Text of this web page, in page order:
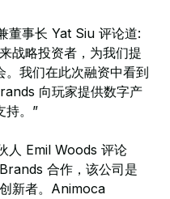
董事长 Yat Siu 评论道:
战略投资者，为我们提
。我们在此次融资中看到
向玩家提供数字产
持。”
人 Emil Woods 评论
合作，该公司是
新者。Animoca